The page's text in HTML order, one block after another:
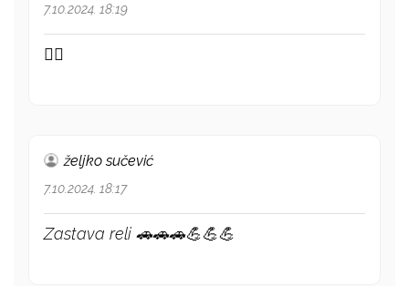
7.10.2024. 18:19
👍🏻
željko sučević
7.10.2024. 18:17
Zastava reli 🚗🚗🚗💪💪💪